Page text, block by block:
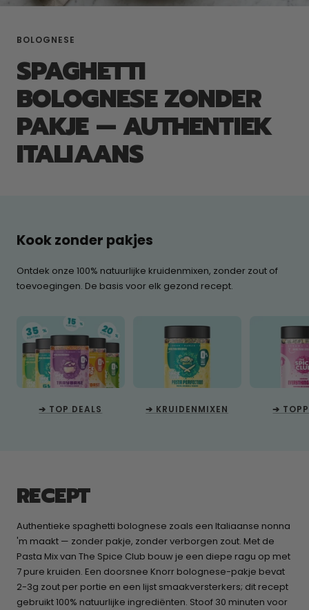
BOLOGNESE
SPAGHETTI
BOLOGNESE ZONDER
PAKJE — AUTHENTIEK
ITALIAANS
Kook zonder pakjes
Ontdek onze 100% natuurlijke kruidenmixen, zonder zout of
toevoegingen. De basis voor elk gezond recept.
➔ TOP DEALS ➔ KRUIDENMIXEN ➔
RECEPT
Authentieke spaghetti bolognese zoals een Italiaanse nonna
'm maakt — zonder pakje, zonder verborgen zout. Met de
Pasta Mix van The Spice Club bouw je een diepe ragu op met
7 pure kruiden. Een doorsnee Knorr bolognese-pakje bevat
2-3g zout per portie en een lijst smaakversterkers; dit recept
gebruikt 100% natuurlijke ingrediënten. Stoof 30 minuten voor